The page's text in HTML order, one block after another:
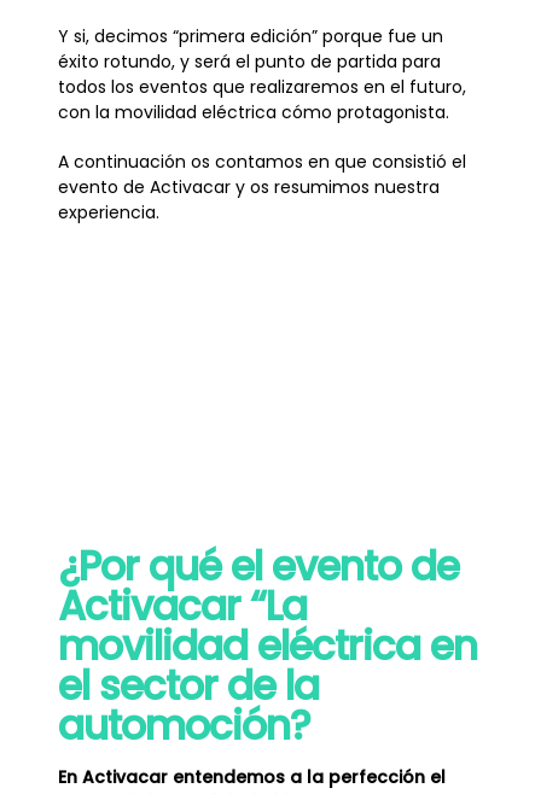
Y si, decimos “primera edición” porque fue un
éxito rotundo, y será el punto de partida para
todos los eventos que realizaremos en el futuro,
con la movilidad eléctrica cómo protagonista.
A continuación os contamos en que consistió el
evento de Activacar y os resumimos nuestra
experiencia.
¿Por qué el evento de
Activacar “La
movilidad eléctrica en
el sector de la
automoción?
En Activacar entendemos a la perfección el